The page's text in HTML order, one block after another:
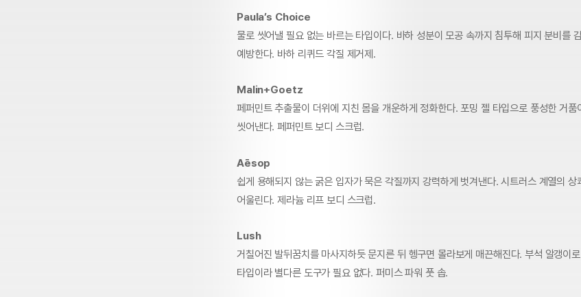
Paula’s Choice
물로 씻어낼 필요 없는 바르는 타입이다. 바하 성분이 모공 속까지 침투해 피지 분비를
예방한다. 바하 리퀴드 각질 제거제.
Malin+Goetz
페퍼민트 추출물이 더위에 지친 몸을 개운하게 정화한다. 포밍 젤 타입으로 풍성한 거
씻어낸다. 페퍼민트 보디 스크럽.
Aēsop
쉽게 용해되지 않는 굵은 입자가 묵은 각질까지 강력하게 벗겨낸다. 시트러스 계열의 상
어울린다. 제라늄 리프 보디 스크럽.
Lush
거칠어진 발뒤꿈치를 마사지하듯 문지른 뒤 헹구면 몰라보게 매끈해진다. 부석 알갱이
타입이라 별다른 도구가 필요 없다. 퍼미스 파워 풋 솝.